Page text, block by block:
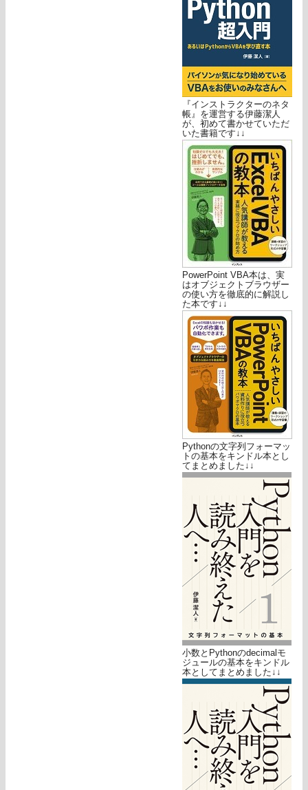
『インストラクターのネタ
帳』を運営する伊藤潔人
が、初めて書かせていただ
いた書籍です↓↓
PowerPoint VBA本は、実
はオブジェクトブラウザー
の使い方を徹底的に解説し
た本です↓↓
Pythonの文字列フォーマッ
トの基本をキンドル本とし
てまとめました↓↓
小数とPythonのdecimalモ
ジュールの基本をキンドル
本としてまとめました↓↓